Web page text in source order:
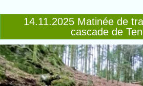
14.11.2025 Matinée de
cascade de